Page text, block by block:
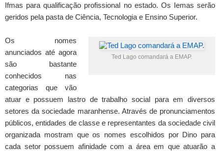
Ifmas para qualificação profissional no estado. Os Iemas serão
geridos pela pasta de Ciência, Tecnologia e Ensino Superior.
Ted Lago comandará a EMAP.
Os nomes
anunciados até agora
são bastante
conhecidos nas
categorias que vão
atuar e possuem lastro de trabalho social para em diversos
setores da sociedade maranhense. Através de pronunciamentos
públicos, entidades de classe e representantes da sociedade civil
organizada mostram que os nomes escolhidos por Dino para
cada setor possuem afinidade com a área em que atuarão a